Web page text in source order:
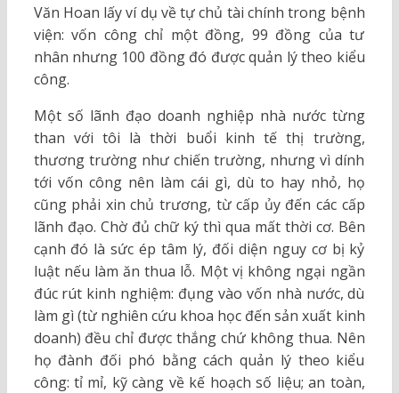
Văn Hoan lấy ví dụ về tự chủ tài chính trong bệnh
viện: vốn công chỉ một đồng, 99 đồng của tư
nhân nhưng 100 đồng đó được quản lý theo kiểu
công.
Một số lãnh đạo doanh nghiệp nhà nước từng
than với tôi là thời buổi kinh tế thị trường,
thương trường như chiến trường, nhưng vì dính
tới vốn công nên làm cái gì, dù to hay nhỏ, họ
cũng phải xin chủ trương, từ cấp ủy đến các cấp
lãnh đạo. Chờ đủ chữ ký thì qua mất thời cơ. Bên
cạnh đó là sức ép tâm lý, đối diện nguy cơ bị kỷ
luật nếu làm ăn thua lỗ. Một vị không ngại ngần
đúc rút kinh nghiệm: đụng vào vốn nhà nước, dù
làm gì (từ nghiên cứu khoa học đến sản xuất kinh
doanh) đều chỉ được thắng chứ không thua. Nên
họ đành đối phó bằng cách quản lý theo kiểu
công: tỉ mỉ, kỹ càng về kế hoạch số liệu; an toàn,